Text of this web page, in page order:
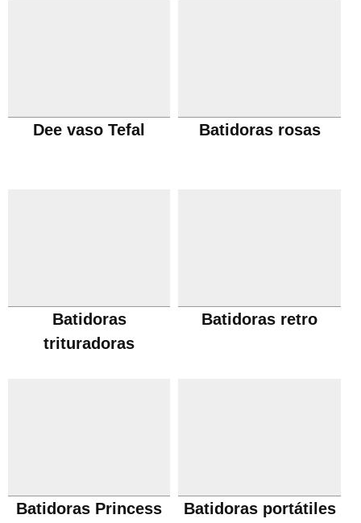
Dee vaso Tefal Batidoras rosas
Batidoras
trituradoras
Batidoras retro
Batidoras Princess
Batidoras portátiles